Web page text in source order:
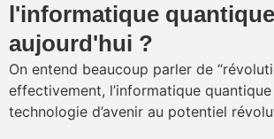
l'informatique quantique
aujourd'hui ?
On entend beaucoup parler de
effectivement, l’informatique
technologie d’avenir au potentiel